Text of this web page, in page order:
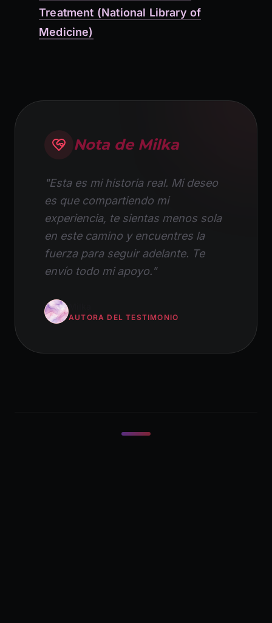
Treatment (National Library of
Medicine)
Nota de Milka
"Esta es mi historia real. Mi deseo
es que compartiendo mi
experiencia, te sientas menos sola
en este camino y encuentres la
fuerza para seguir adelante. Te
envío todo mi apoyo."
AUTORA DEL TESTIMONIO